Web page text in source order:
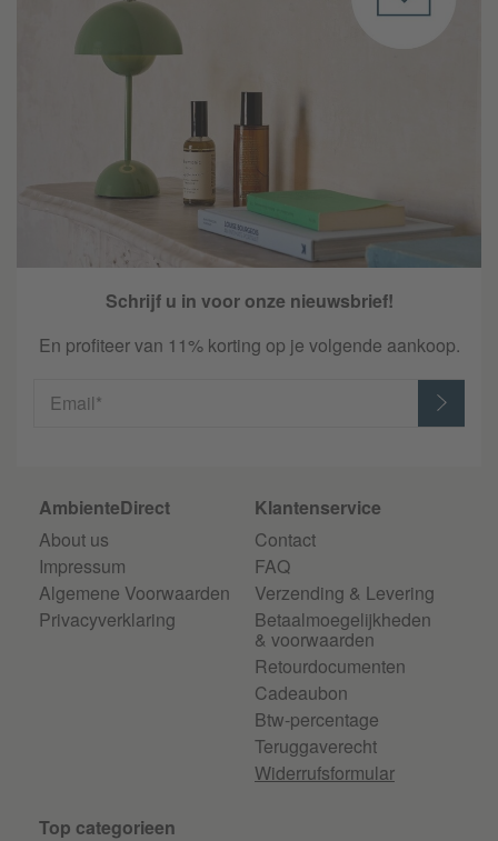
Schrijf u in voor onze nieuwsbrief!
En profiteer van 11% korting op je volgende aankoop.
Email*
AmbienteDirect
About us
Impressum
Algemene Voorwaarden
Privacyverklaring
Klantenservice
Contact
FAQ
Verzending & Levering
Betaalmoegelijkheden
& voorwaarden
Retourdocumenten
Cadeaubon
Btw-percentage
Teruggaverecht
Widerrufsformular
Top categorieen